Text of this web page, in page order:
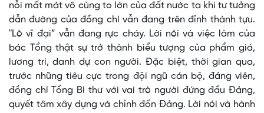
nỗi mất mát vô cùng to lớn của đất nước ta khi tư tưởng
dẫn đường của đồng chí vẫn đang trên đỉnh thành tựu.
"Lò vĩ đại” vẫn đang rực cháy. Lời nói và việc làm của
bác Tổng thật sự trở thành biểu tượng của phẩm giá,
lương tri, danh dự con người. Đặc biệt, thời gian qua,
trước những tiêu cực trong đội ngũ cán bộ, đảng viên,
đồng chí Tổng Bí thư với vai trò người đứng đầu Đảng,
quyết tâm xây dựng và chỉnh đốn Đảng. Lời nói và hành